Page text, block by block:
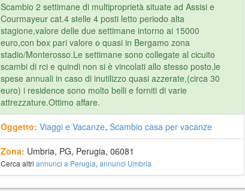
Scambio 2 settimane di multiproprietà situate ad Assisi e
Courmayeur cat.4 stelle 4 posti letto periodo alta
stagione,valore delle due settimane intorno ai 15000
euro,con box pari valore o quasi in Bergamo zona
stadio/Monterosso.Le settimane sono collegate al cicuito
scambi di rci e quindi non si è vincolati allo stesso posto,le
spese annuali in caso di inutilizzo quasi azzerate,(circa 30
euro) i residence sono molto belli e forniti di varie
attrezzature.Ottimo affare.
Oggetto: Viaggi e Vacanze, Scambio casa per vacanze
Zona: Umbria, PG, Perugia, 06081
Cerca altri annunci a Perugia, annunci Umbria